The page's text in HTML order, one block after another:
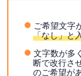
ご希望文字
「なし」と
文字数が多
断で改行さ
のご希望が